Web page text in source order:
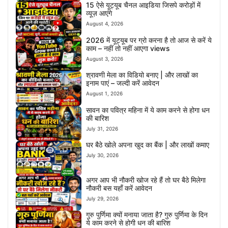
15 ऐसे यूट्यूब चैनल आइडिया जिसपे करोड़ों में
व्यूज़ आएंगे
August 4, 2026
2026 में यूट्यूब पर ग्रो करना है तो आज से करें ये
काम – नहीं तो नहीं आएगा views
August 3, 2026
श्रावणी मेला का विडियो बनाए | और लाखों का
इनाम पाएं – जल्दी करें आवेदन
August 1, 2026
सावन का पवित्र महिना में ये काम करने से होगा धन
की बारिश
July 31, 2026
घर बैठे खोले अपना खुद का बैंक | और लाखों कमाए
July 30, 2026
अगर आप भी नौकरी खोज रहे हैं तो घर बैठे मिलेगा
नौकरी बस यहाँ करें आवेदन
July 29, 2026
गुरु पुर्णिमा क्यों मनाया जाता है? गुरु पुर्णिमा के दिन
ये काम करने से होगी धन की बारिश